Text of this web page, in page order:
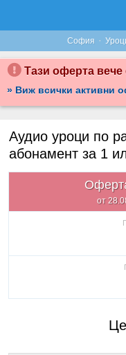
София ·
Тази оферта вече
» Виж всички активни
Аудио уроци по
абонамент за 1
от